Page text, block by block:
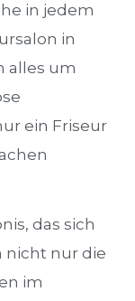
in jedem
in
alles um
ein Friseur
das sich
nicht nur die
im